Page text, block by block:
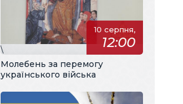
10 серпня,
12:00
\
Молебень за перемогу
українського війська